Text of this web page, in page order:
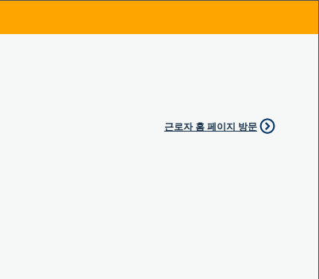
근로자 홈 페이지 방문